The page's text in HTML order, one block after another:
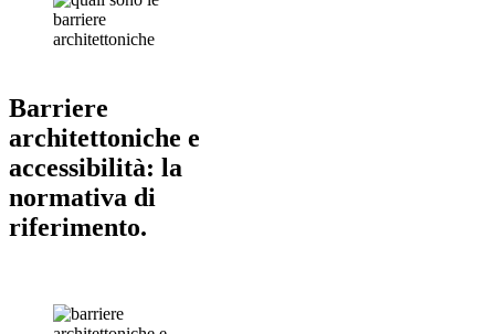
Barriere
architettoniche e
accessibilità: la
normativa di
riferimento.